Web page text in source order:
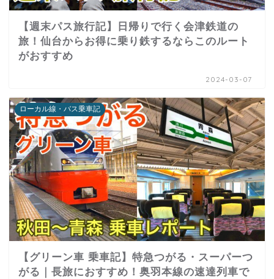
【週末パス旅行記】日帰りで行く会津鉄道の
旅！仙台からお得に乗り鉄するならこのルート
がおすすめ
2024-03-07
ローカル線・バス乗車記
【グリーン車 乗車記】特急つがる・スーパーつ
がる｜長旅におすすめ！奥羽本線の速達列車で